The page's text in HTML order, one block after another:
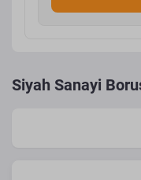
Siyah Sanayi